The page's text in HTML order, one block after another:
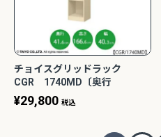
チョイスグリッドラック
CGR 1740MD〔奥行
41.6cm〕【多目的ラック/オー
プンラック/リビング収納/オフ
¥29,800 税込